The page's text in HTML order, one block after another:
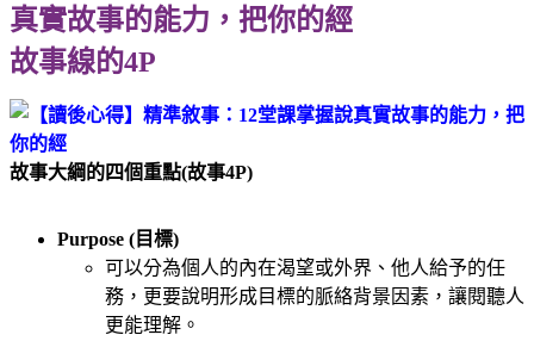
故事線的4P
故事大綱的四個重點(故事4P)
Purpose (目標)
可以分為個人的內在渴望或外界、他人給予的任
務，更要說明形成目標的脈絡背景因素，讓閱聽人
更能理解。